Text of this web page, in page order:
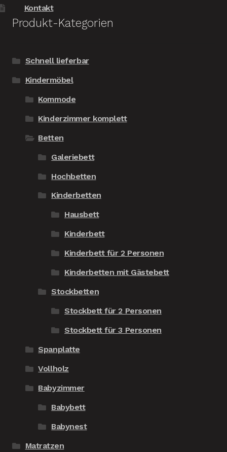
Kontakt
Produkt-Kategorien
Schnell lieferbar
Kindermöbel
Kommode
Kinderzimmer komplett
Betten
Galeriebett
Hochbetten
Kinderbetten
Hausbett
Kinderbett
Kinderbett für 2 Personen
Kinderbetten mit Gästebett
Stockbetten
Stockbett für 2 Personen
Stockbett für 3 Personen
Spanplatte
Vollholz
Babyzimmer
Babybett
Babynest
Matratzen